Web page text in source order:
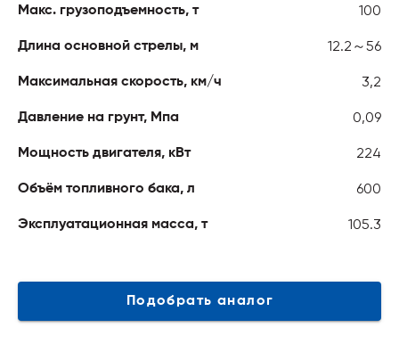
Макс. грузоподъемность, т 100
Длина основной стрелы, м 12.2～56
Максимальная скорость, км/ч 3,2
Давление на грунт, Мпа 0,09
Мощность двигателя, кВт 224
Объём топливного бака, л 600
Эксплуатационная масса, т 105.3
Подобрать аналог